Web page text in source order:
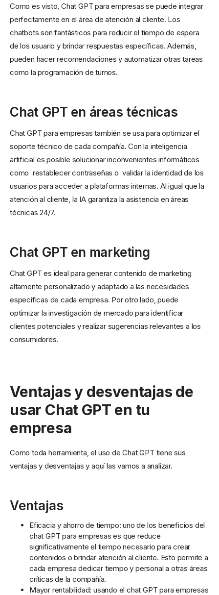
Como es visto, Chat GPT para empresas se puede integrar
perfectamente en el área de atención al cliente. Los
chatbots son fantásticos para reducir el tiempo de espera
de los usuario y brindar respuestas específicas. Además,
pueden hacer recomendaciones y automatizar otras tareas
como la programación de turnos.
Chat GPT en áreas técnicas
Chat GPT para empresas también se usa para optimizar el
soporte técnico de cada compañía. Con la inteligencia
artificial es posible solucionar inconvenientes informáticos
como restablecer contraseñas o validar la identidad de los
usuarios para acceder a plataformas internas. Al igual que la
atención al cliente, la IA garantiza la asistencia en áreas
técnicas 24/7.
Chat GPT en marketing
Chat GPT es ideal para generar contenido de marketing
altamente personalizado y adaptado a las necesidades
específicas de cada empresa. Por otro lado, puede
optimizar la investigación de mercado para identificar
clientes potenciales y realizar sugerencias relevantes a los
consumidores.
Ventajas y desventajas de
usar Chat GPT en tu
empresa
Como toda herramienta, el uso de Chat GPT tiene sus
ventajas y desventajas y aquí las vamos a analizar.
Ventajas
Eficacia y ahorro de tiempo: uno de los beneficios del
chat GPT para empresas es que reduce
significativamente el tiempo necesario para crear
contenidos o brindar atención al cliente. Esto permite a
cada empresa dedicar tiempo y personal a otras áreas
críticas de la compañía.
Mayor rentabilidad: usando el chat GPT para empresas